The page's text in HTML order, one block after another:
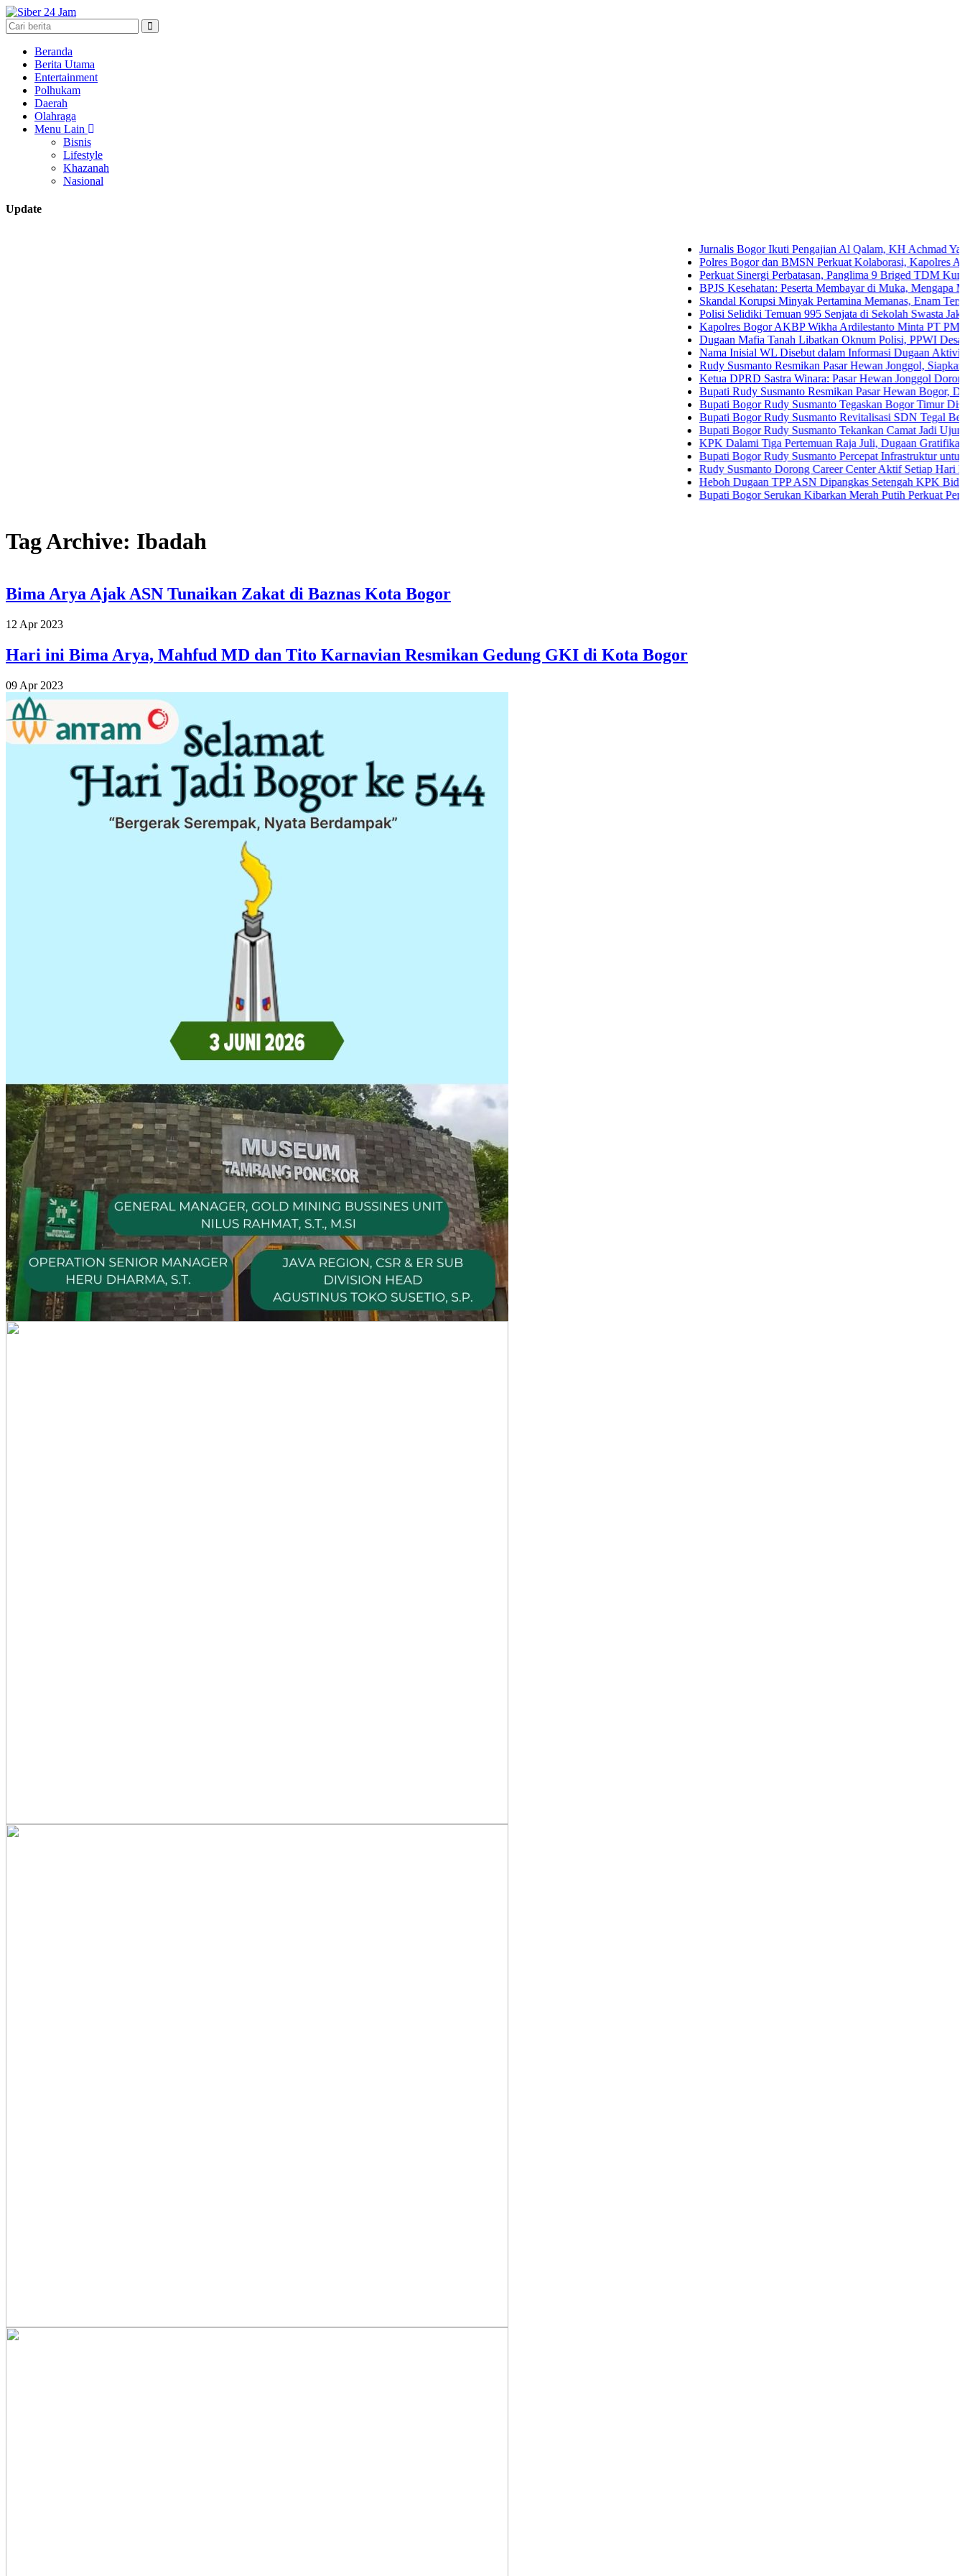
Beranda
Berita Utama
Entertainment
Polhukam
Daerah
Olahraga
Menu Lain
Bisnis
Lifestyle
Khazanah
Nasional
Update
Jurnalis Bogor Ikuti Pengajian Al Qalam, KH Achmad Yaudin
Polres Bogor dan BMSN Perkuat Kolaborasi, Kapolres Ajak
Perkuat Sinergi Perbatasan, Panglima 9 Briged TDM Kunjungi Pos
BPJS Kesehatan: Peserta Membayar di Muka, Mengapa Masih
Skandal Korupsi Minyak Pertamina Memanas, Enam Tersangka
Polisi Selidiki Temuan 995 Senjata di Sekolah Swasta Jakarta Selatan
Kapolres Bogor AKBP Wikha Ardilestanto Minta PT PMC Tunda
Dugaan Mafia Tanah Libatkan Oknum Polisi, PPWI Desak
Nama Inisial WL Disebut dalam Informasi Dugaan Aktivitas di
Rudy Susmanto Resmikan Pasar Hewan Jonggol, Siapkan Bogor
Ketua DPRD Sastra Winara: Pasar Hewan Jonggol Dorong
Bupati Rudy Susmanto Resmikan Pasar Hewan Bogor, Dilengkapi
Bupati Bogor Rudy Susmanto Tegaskan Bogor Timur Disiapkan
Bupati Bogor Rudy Susmanto Revitalisasi SDN Tegal Benteng,
Bupati Bogor Rudy Susmanto Tekankan Camat Jadi Ujung Tombak
KPK Dalami Tiga Pertemuan Raja Juli, Dugaan Gratifikasi
Bupati Bogor Rudy Susmanto Percepat Infrastruktur untuk
Rudy Susmanto Dorong Career Center Aktif Setiap Hari Perluas
Heboh Dugaan TPP ASN Dipangkas Setengah KPK Bidik Bupati
Bupati Bogor Serukan Kibarkan Merah Putih Perkuat Persatuan
Tag Archive: Ibadah
Bima Arya Ajak ASN Tunaikan Zakat di Baznas Kota Bogor
12 Apr 2023
Hari ini Bima Arya, Mahfud MD dan Tito Karnavian Resmikan Gedung GKI di Kota Bogor
09 Apr 2023